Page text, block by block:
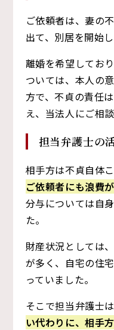
ご依頼者は、妻の
出て、別居を開始し
離婚を希望してお
ついては、本人の
方で、不貞の責任
え、当法人にご相
担当弁護士の
相手方は不貞自体
ご依頼者にも浪費
分与については自
た。
財産状況としては
が多く、自宅の住
っていました。
そこで担当弁護士
い代わりに、相手